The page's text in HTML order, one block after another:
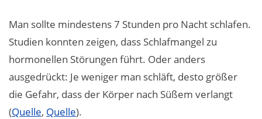
Man sollte mindestens 7 Stunden pro Nacht schlafen.
Studien konnten zeigen, dass Schlafmangel zu
hormonellen Störungen führt. Oder anders
ausgedrückt: Je weniger man schläft, desto größer
die Gefahr, dass der Körper nach Süßem verlangt
(Quelle, Quelle).